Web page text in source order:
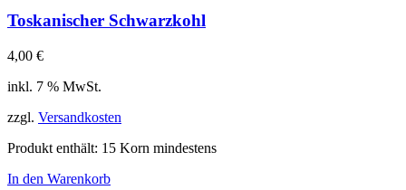
Toskanischer Schwarzkohl
4,00 €
inkl. 7 % MwSt.
zzgl. Versandkosten
Produkt enthält: 15 Korn mindestens
In den Warenkorb